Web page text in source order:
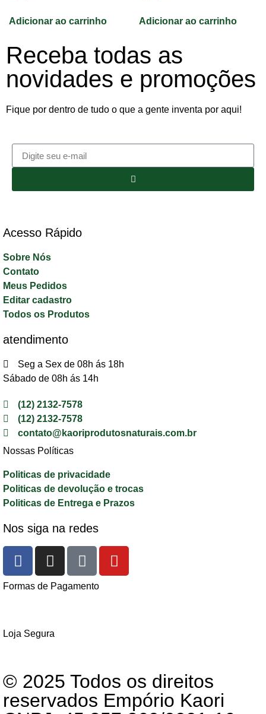
Adicionar ao carrinho Adicionar ao carrinho
Receba todas as
novidades e promoções
Fique por dentro de tudo o que a gente inventa por aqui!
Acesso Rápido​
Sobre Nós
Contato
Meus Pedidos
Editar cadastro
Todos os Produtos
atendimento
Seg a Sex de 08h ás 18h
Sábado de 08h ás 14h
(12) 2132-7578
(12) 2132-7578
contato@kaoriprodutosnaturais.com.br
Nossas Políticas
Politicas de privacidade
Politicas de devolução e trocas
Politicas de Entrega e Prazos
Nos siga na redes
Formas de Pagamento
Loja Segura
© 2025 Todos os direitos
reservados Empório Kaori